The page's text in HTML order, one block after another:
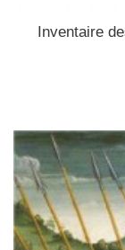
Inventaire